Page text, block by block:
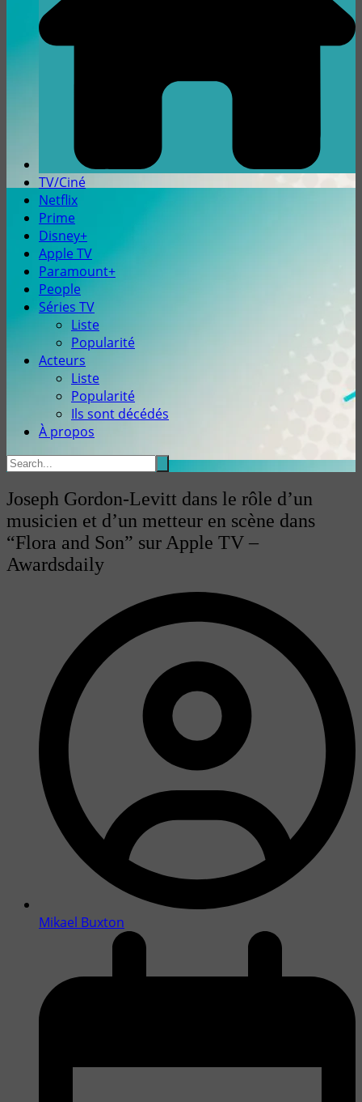
TV/Ciné
Netflix
Prime
Disney+
Apple TV
Paramount+
People
Séries TV
Liste
Popularité
Acteurs
Liste
Popularité
Ils sont décédés
À propos
Joseph Gordon-Levitt dans le rôle d’un
musicien et d’un metteur en scène dans
“Flora and Son” sur Apple TV –
Awardsdaily
Mikael Buxton